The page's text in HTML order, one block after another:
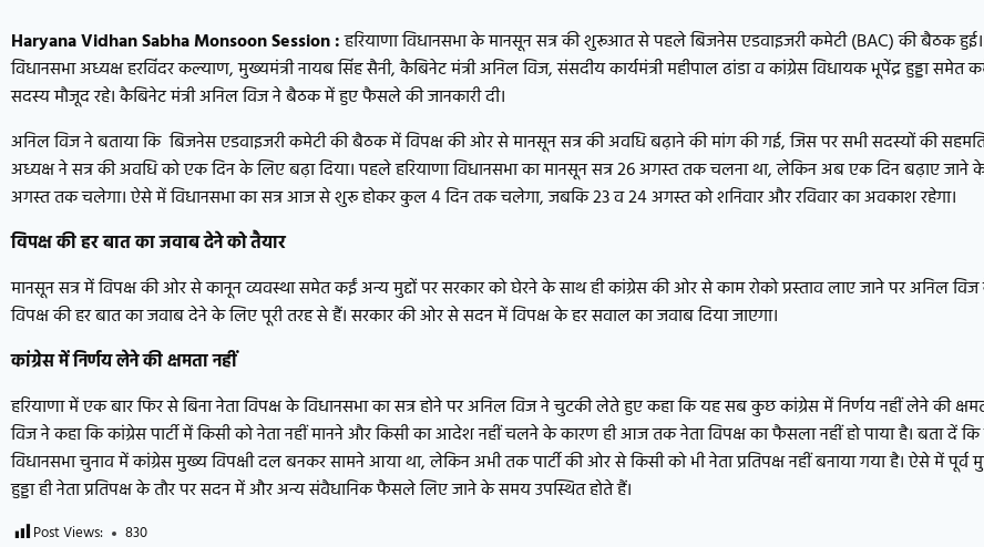
Haryana Vidhan Sabha Monsoon Session :हरियाणा विधानसभा के मानसून सत्र की शुरूआत से पहले बिजनेस एडवाइजरी कमेटी (BAC) की बैठक
विधानसभा अध्यक्ष हरविंदर कल्याण, मुख्यमंत्री नायब सिंह सैनी, कैबिनेट मंत्री अनिल विज, संसदीय कार्यमंत्री महीपाल ढांडा व कांग्रेस विधायक भूपेंद्र हुड्डा समेत
सदस्य मौजूद रहे। कैबिनेट मंत्री अनिल विज ने बैठक में हुए फैसले की जानकारी दी।
अनिल विज ने बताया कि बिजनेस एडवाइजरी कमेटी की बैठक में विपक्ष की ओर से मानसून सत्र की अवधि बढ़ाने की मांग की गई, जिस पर सभी सदस्यों की
अध्यक्ष ने सत्र की अवधि को एक दिन के लिए बढ़ा दिया। पहले हरियाणा विधानसभा का मानसून सत्र 26 अगस्त तक चलना था, लेकिन अब एक दिन बढ़ाए जाने
अगस्त तक चलेगा। ऐसे में विधानसभा का सत्र आज से शुरू होकर कुल 4 दिन तक चलेगा, जबकि 23 व 24 अगस्त को शनिवार और रविवार का अवकाश रहेगा।
विपक्ष की हर बात का जवाब देने को तैयार
मानसून सत्र में विपक्ष की ओर से कानून व्यवस्था समेत कईं अन्य मुद्दों पर सरकार को घेरने के साथ ही कांग्रेस की ओर से काम रोको प्रस्ताव लाए जाने पर अनिल
विपक्ष की हर बात का जवाब देने के लिए पूरी तरह से हैं। सरकार की ओर से सदन में विपक्ष के हर सवाल का जवाब दिया जाएगा।
कांग्रेस में निर्णय लेने की क्षमता नहीं
हरियाणा में एक बार फिर से बिना नेता विपक्ष के विधानसभा का सत्र होने पर अनिल विज ने चुटकी लेते हुए कहा कि यह सब कुछ कांग्रेस में निर्णय नहीं लेने की
विज ने कहा कि कांग्रेस पार्टी में किसी को नेता नहीं मानने और किसी का आदेश नहीं चलने के कारण ही आज तक नेता विपक्ष का फैसला नहीं हो पाया है। बता दें कि
विधानसभा चुनाव में कांग्रेस मुख्य विपक्षी दल बनकर सामने आया था, लेकिन अभी तक पार्टी की ओर से किसी को भी नेता प्रतिपक्ष नहीं बनाया गया है। ऐसे में पूर्व
हुड्डा ही नेता प्रतिपक्ष के तौर पर सदन में और अन्य संवैधानिक फैसले लिए जाने के समय उपस्थित होते हैं।
Post Views: 830